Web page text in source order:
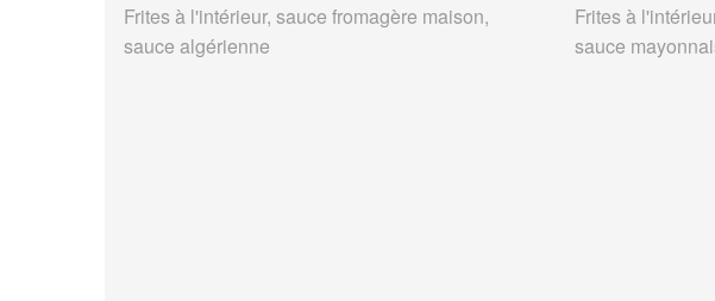
Frites à l'intérieur, sauce fromagère maison,
sauce algérienne
Frites à
sauce